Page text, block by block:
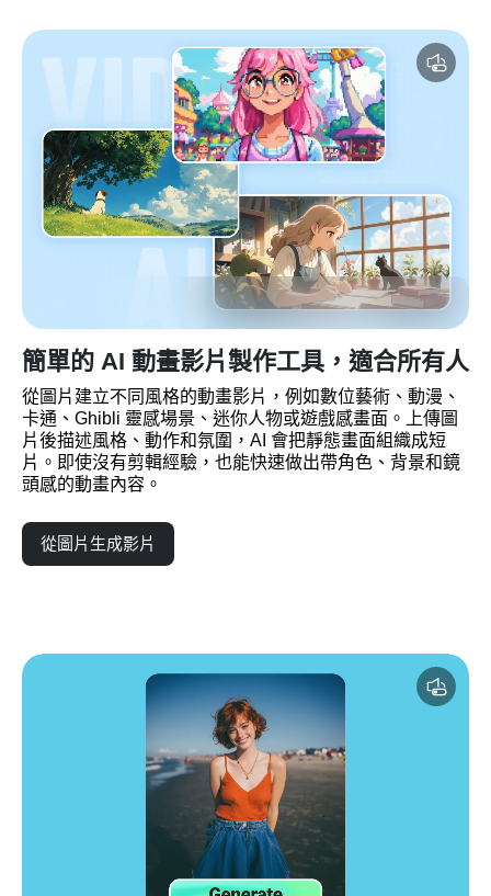
簡單的 AI 動畫影片製作工具，適合所有人
從圖片建立不同風格的動畫影片，例如數位藝術、動漫、
卡通、Ghibli 靈感場景、迷你人物或遊戲感畫面。上傳圖
片後描述風格、動作和氛圍，AI 會把靜態畫面組織成短
片。即使沒有剪輯經驗，也能快速做出帶角色、背景和鏡
頭感的動畫內容。
從圖片生成影片